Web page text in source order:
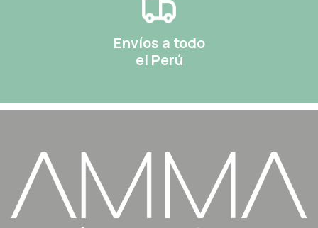
Envíos a todo
el Perú